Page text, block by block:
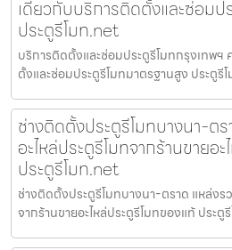
เดียวกับบริการติดตั้งและซ่อมป
ประตูรีโมท.net
บริการติดตั้งและซ่อมประตูรีโมทกรุงเทพ
ตั้งและซ่อมประตูรีโมทมาตรฐานสูง ประตู
ช่างติดตั้งประตูรีโมทบางนา-ต
อะไหล่ประตูรีโมทจากร้านขายอ
ประตูรีโมท.net
ช่างติดตั้งประตูรีโมทบางนา-ตราด แหล่งร
จากร้านขายอะไหล่ประตูรีโมทของแท้ ประ